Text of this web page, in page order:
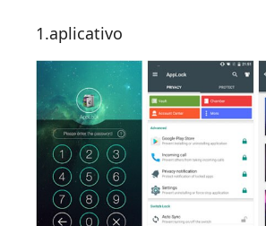
1.aplicativo